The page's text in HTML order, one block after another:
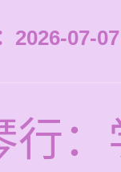
2026-07-
行